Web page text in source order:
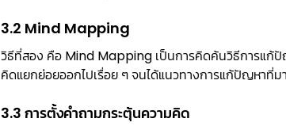
3.2 Mind Mapping
วิธีที่สอง คือ Mind Mapping เป็นการคิดค้นวิธีการแก้
คิดแยกย่อยออกไปเรื่อย ๆ จนได้แนวทางการแก้ปัญหาที่
3.3 การตั้งคำถามกระตุ้นความคิด